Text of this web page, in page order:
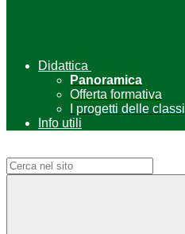
Didattica
Panoramica
Offerta formativa
I progetti delle classi
Info utili